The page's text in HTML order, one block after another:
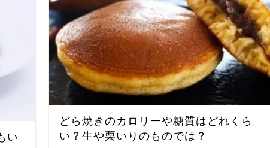
い
どら焼きのカロリーや糖質はどれくら
い？生や栗いりのものでは？